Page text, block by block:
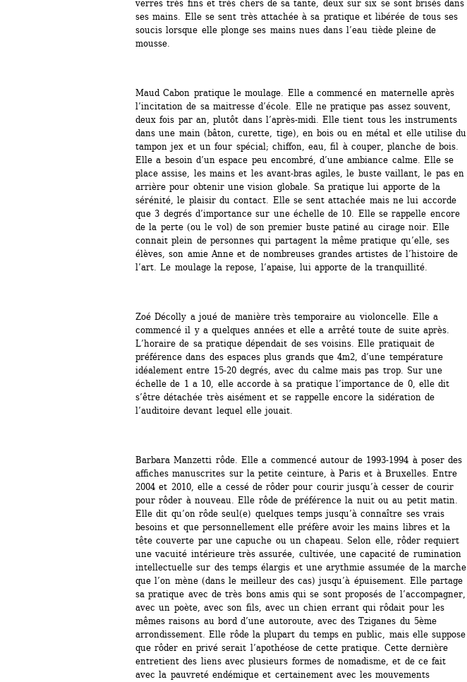
verres très fins et très chers de sa tante, deux sur six se sont brisés dans
ses mains. Elle se sent très attachée à sa pratique et libérée de tous ses
soucis lorsque elle plonge ses mains nues dans l’eau tiède pleine de
mousse.
Maud Cabon pratique le moulage. Elle a commencé en maternelle après
l’incitation de sa maitresse d’école. Elle ne pratique pas assez souvent,
deux fois par an, plutôt dans l’après-midi. Elle tient tous les instruments
dans une main (bâton, curette, tige), en bois ou en métal et elle utilise du
tampon jex et un four spécial; chiffon, eau, fil à couper, planche de bois.
Elle a besoin d’un espace peu encombré, d’une ambiance calme. Elle se
place assise, les mains et les avant-bras agiles, le buste vaillant, le pas en
arrière pour obtenir une vision globale. Sa pratique lui apporte de la
sérénité, le plaisir du contact. Elle se sent attachée mais ne lui accorde
que 3 degrés d’importance sur une échelle de 10. Elle se rappelle encore
de la perte (ou le vol) de son premier buste patiné au cirage noir. Elle
connait plein de personnes qui partagent la même pratique qu’elle, ses
élèves, son amie Anne et de nombreuses grandes artistes de l’histoire de
l’art. Le moulage la repose, l’apaise, lui apporte de la tranquillité.
Zoé Décolly a joué de manière très temporaire au violoncelle. Elle a
commencé il y a quelques années et elle a arrêté toute de suite après.
L’horaire de sa pratique dépendait de ses voisins. Elle pratiquait de
préférence dans des espaces plus grands que 4m2, d’une température
idéalement entre 15-20 degrés, avec du calme mais pas trop. Sur une
échelle de 1 a 10, elle accorde à sa pratique l’importance de 0, elle dit
s’être détachée très aisément et se rappelle encore la sidération de
l’auditoire devant lequel elle jouait.
Barbara Manzetti rôde. Elle a commencé autour de 1993-1994 à poser des
affiches manuscrites sur la petite ceinture, à Paris et à Bruxelles. Entre
2004 et 2010, elle a cessé de rôder pour courir jusqu’à cesser de courir
pour rôder à nouveau. Elle rôde de préférence la nuit ou au petit matin.
Elle dit qu’on rôde seul(e) quelques temps jusqu’à connaître ses vrais
besoins et que personnellement elle préfère avoir les mains libres et la
tête couverte par une capuche ou un chapeau. Selon elle, rôder requiert
une vacuité intérieure très assurée, cultivée, une capacité de rumination
intellectuelle sur des temps élargis et une arythmie assumée de la marche
que l’on mène (dans le meilleur des cas) jusqu’à épuisement. Elle partage
sa pratique avec de très bons amis qui se sont proposés de l’accompagner,
avec un poète, avec son fils, avec un chien errant qui rôdait pour les
mêmes raisons au bord d’une autoroute, avec des Tziganes du 5ème
arrondissement. Elle rôde la plupart du temps en public, mais elle suppose
que rôder en privé serait l’apothéose de cette pratique. Cette dernière
entretient des liens avec plusieurs formes de nomadisme, et de ce fait
avec la pauvreté endémique et certainement avec les mouvements